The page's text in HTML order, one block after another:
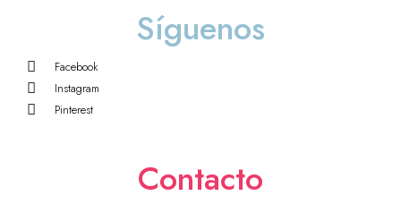
Síguenos
Facebook
Instagram
Pinterest
Contacto